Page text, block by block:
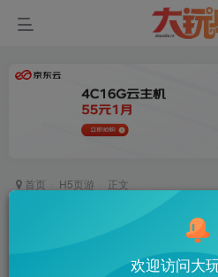
首页 H5页游 正文
【咸鱼之王】最新整理
台+内购+源码+视频教程+
欢迎访问大